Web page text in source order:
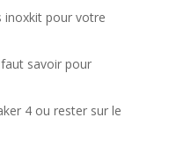
inoxkit pour votre
savoir pour
4 ou rester sur le